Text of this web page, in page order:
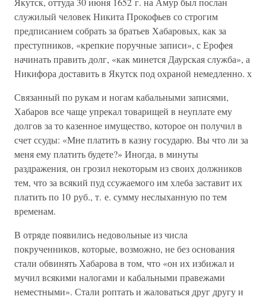
служилый человек Никита Прокофьев со строгим
предписанием собрать за братьев Хабаровых, как за
преступников, «крепкие поручные записи», с Ерофея
начинать править долг, «как минется Даурская служба», а
Никифора доставить в Якутск под охраной немедленно. х
Связанный по рукам и ногам кабальными записями,
Хабаров все чаще упрекал товарищей в неуплате ему
долгов за то казенное имущество, которое он получил в
счет ссуды: «Мне платить в казну государю. Вы что ли за
меня ему платить будете?» Иногда, в минуты
раздражения, он грозил некоторым из своих должников
тем, что за всякий пуд ссужаемого им хлеба заставит их
платить по 10 руб., т. е. сумму неслыханную по тем
временам.
В отряде появились недовольные из числа
покрученников, которые, возможно, не без основания
стали обвинять Хабарова в том, что «он их избижал и
мучил всякими налогами и кабальными правежами
неместными». Стали роптать и жаловаться друг другу и